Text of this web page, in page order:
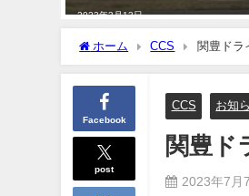
2023年3月13日
ホーム CCS 関豊ドラ
Facebook
post
CCS お知
関豊ド
2023年7月